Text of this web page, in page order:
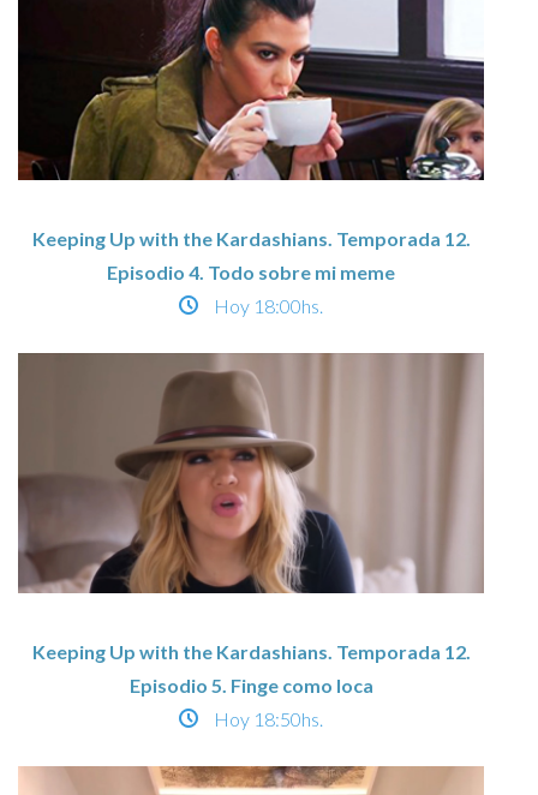
Keeping Up with the Kardashians. Temporada 12.
Episodio 4. Todo sobre mi meme
Hoy 18:00hs.
Keeping Up with the Kardashians. Temporada 12.
Episodio 5. Finge como loca
Hoy 18:50hs.